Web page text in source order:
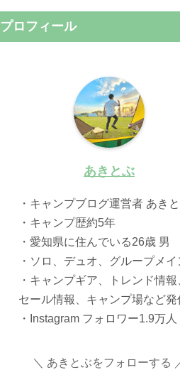
プロフィール
あきとぶ
・キャンプブログ運営者 あきと
・キャンプ歴約5年
・愛知県に住んでいる26歳 男
・ソロ、デュオ、グループメイ
・キャンプギア、トレンド情報
セール情報、キャンプ場など発
・Instagram フォロワー1.9万人
あきとぶをフォローする